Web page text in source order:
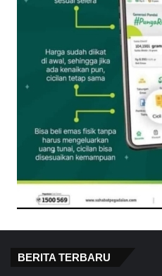
BERITA TERBARU